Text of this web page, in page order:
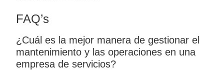
FAQ’s
¿Cuál es la mejor manera de gestionar el
mantenimiento y las operaciones en una
empresa de servicios?